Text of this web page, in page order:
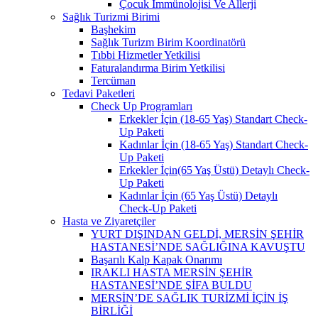
Çocuk İmmünolojisi Ve Allerji
Sağlık Turizmi Birimi
Başhekim
Sağlık Turizm Birim Koordinatörü
Tıbbi Hizmetler Yetkilisi
Faturalandırma Birim Yetkilisi
Tercüman
Tedavi Paketleri
Check Up Programları
Erkekler İçin (18-65 Yaş) Standart Check-
Up Paketi
Kadınlar İçin (18-65 Yaş) Standart Check-
Up Paketi
Erkekler İçin(65 Yaş Üstü) Detaylı Check-
Up Paketi
Kadınlar İçin (65 Yaş Üstü) Detaylı
Check-Up Paketi
Hasta ve Ziyaretçiler
YURT DIŞINDAN GELDİ, MERSİN ŞEHİR
HASTANESİ’NDE SAĞLIĞINA KAVUŞTU
Başarılı Kalp Kapak Onarımı
IRAKLI HASTA MERSİN ŞEHİR
HASTANESİ’NDE ŞİFA BULDU
MERSİN’DE SAĞLIK TURİZMİ İÇİN İŞ
BİRLİĞİ